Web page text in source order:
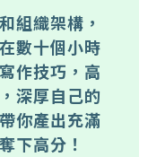
組織架構，
數十個小時
作技巧，高
深厚自己的
你產出充滿
下高分！